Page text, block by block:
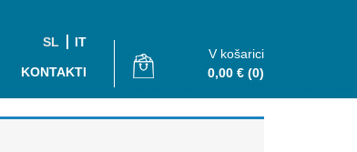
SL IT
KONTAKTI
V košarici
0,00 € (0)